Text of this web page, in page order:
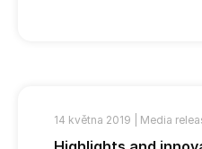
14 května 2019 | Media